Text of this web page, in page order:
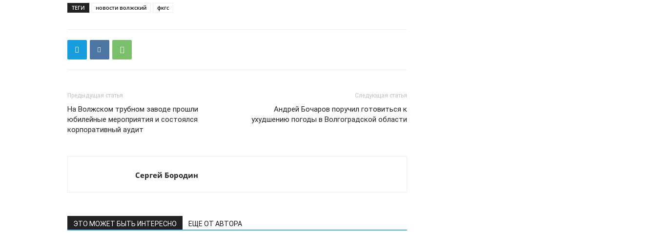
ТЕГИ новости волжский фкгс
Предыдущая статья
На Волжском трубном заводе прошли
юбилейные мероприятия и состоялся
корпоративный аудит
Следующая статья
Андрей Бочаров поручил готовиться к
ухудшению погоды в Волгоградской области
Сергей Бородин
ЭТО МОЖЕТ БЫТЬ ИНТЕРЕСНО ЕЩЕ ОТ АВТОРА